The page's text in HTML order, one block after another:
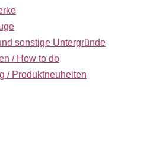
sonstige Untergründe
/ How to do
/ Produktneuheiten